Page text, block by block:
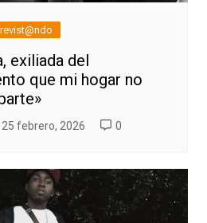
exiliada del
que mi hogar no
25 febrero, 2026 0